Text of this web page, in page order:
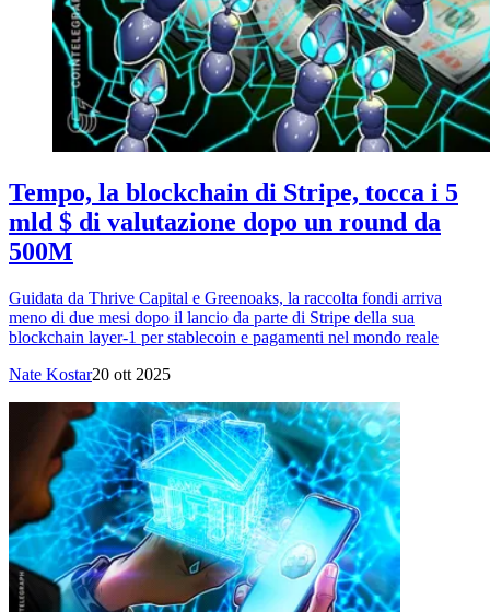
Tempo, la blockchain di Stripe, tocca i 5
mld $ di valutazione dopo un round da
500M
Guidata da Thrive Capital e Greenoaks, la raccolta fondi arriva
meno di due mesi dopo il lancio da parte di Stripe della sua
blockchain layer-1 per stablecoin e pagamenti nel mondo reale
Nate Kostar20 ott 2025